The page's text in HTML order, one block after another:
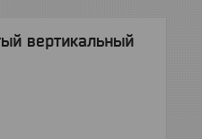
вертикальный